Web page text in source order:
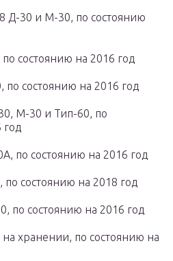
Д-30 и М-30, по состоянию
состоянию на 2016 год
состоянию на 2016 год
М-30 и Тип-60, по
год
по состоянию на 2016 год
состоянию на 2018 год
по состоянию на 2016 год
хранении, по состоянию на